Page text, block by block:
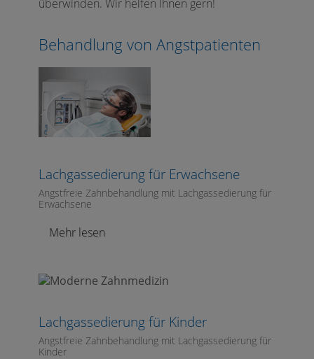
überwinden. Wir helfen Ihnen gern!
Behandlung von Angstpatienten
Lachgassedierung für Erwachsene
Angstfreie Zahnbehandlung mit Lachgassedierung für
Erwachsene
Mehr lesen
Lachgassedierung für Kinder
Angstfreie Zahnbehandlung mit Lachgassedierung für
Kinder